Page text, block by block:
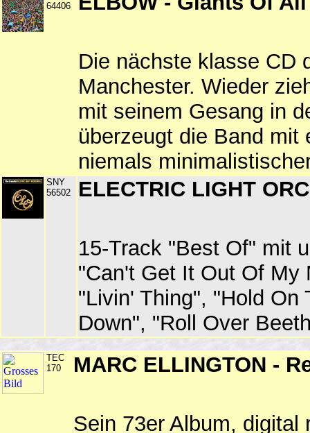
64406
Die nächste klasse CD
Manchester. Wieder
mit seinem Gesang in
überzeugt die Band mit
niemals
SNY
56502
ELECTRIC LIGHT
15-Track "Best Of" mit
"Can't Get It Out Of My
"Livin' Thing", "Hold On
Down", "Roll Over
TEC
170
MARC ELLINGTON -
Sein 73er Album, digital